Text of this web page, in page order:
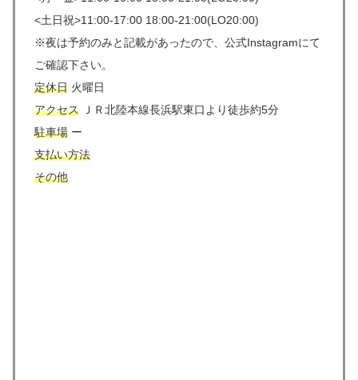
<土日祝>11:00-17:00 18:00-21:00(LO20:00)
※夜は予約のみと記載があったので、公式Instagramにて
ご確認下さい。
定休日 火曜日
アクセス ＪＲ北陸本線長浜駅東口より徒歩約5分
駐車場 ー
支払い方法
その他